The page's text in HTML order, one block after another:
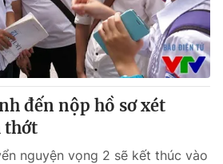
đến nộp hồ sơ xét
thớt
nguyện vọng 2 sẽ kết thúc vào